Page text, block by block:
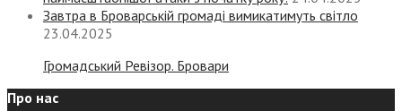
Завтра в Броварській громаді вимикатимуть світло
23.04.2025
Громадський Ревізор. Бровари
Про нас